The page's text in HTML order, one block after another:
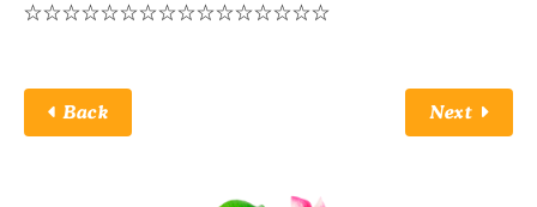
☆☆☆☆☆☆☆☆☆☆☆☆☆☆☆☆
Back Next